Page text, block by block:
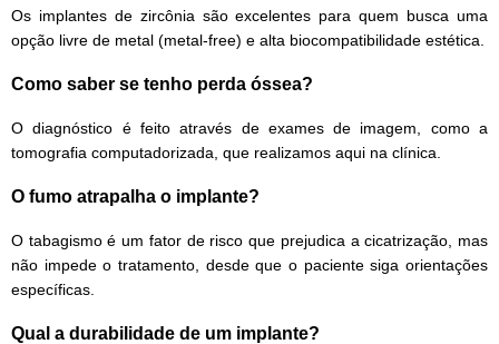
Os implantes de zircônia são excelentes para quem busca uma
opção livre de metal (metal-free) e alta biocompatibilidade estética.
Como saber se tenho perda óssea?
O diagnóstico é feito através de exames de imagem, como a
tomografia computadorizada, que realizamos aqui na clínica.
O fumo atrapalha o implante?
O tabagismo é um fator de risco que prejudica a cicatrização, mas
não impede o tratamento, desde que o paciente siga orientações
específicas.
Qual a durabilidade de um implante?